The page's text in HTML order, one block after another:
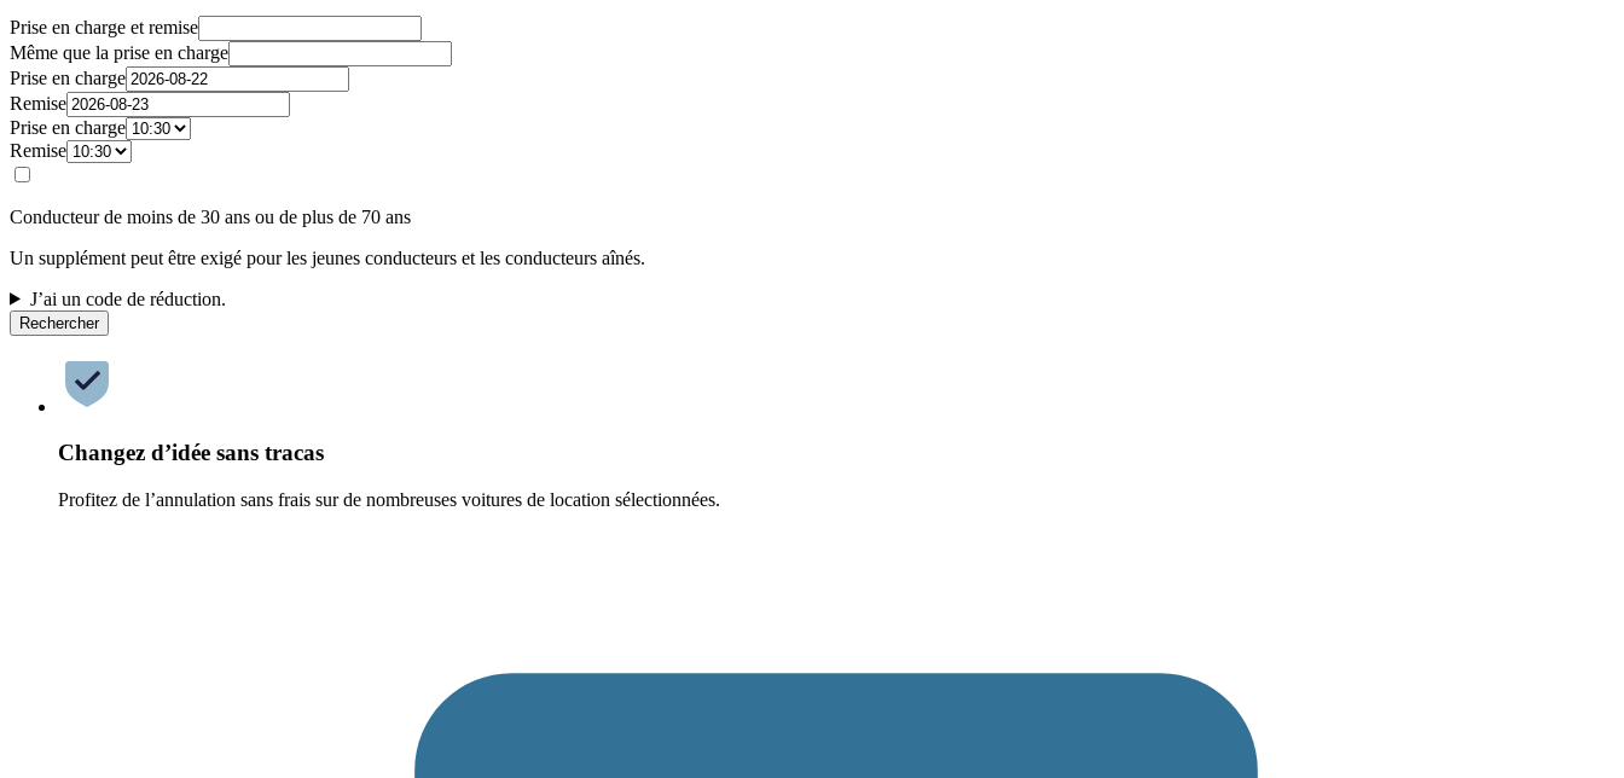
Prise en charge et remise
Même que la prise en charge
Prise en charge
Remise
Prise en charge
Remise
Conducteur de moins de 30 ans ou de plus de 70 ans
Un supplément peut être exigé pour les jeunes conducteurs et les conducteurs aînés.
J’ai un code de réduction.
Rechercher
Changez d’idée sans tracas
Profitez de l’annulation sans frais sur de nombreuses voitures de location sélectionnées.